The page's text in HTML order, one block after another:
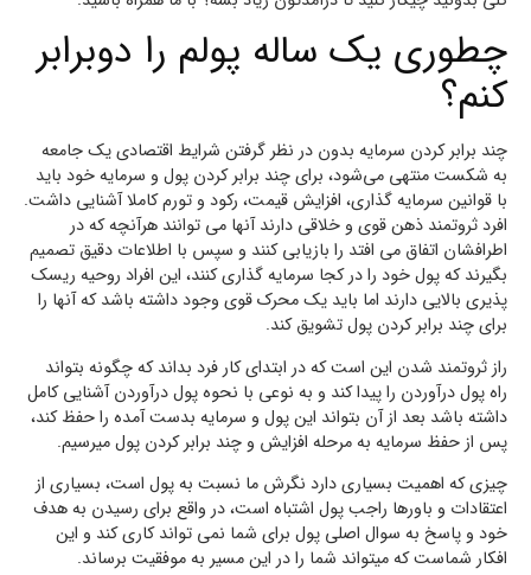
چطوری یک ساله پولم را دوبرابر
کنم؟
چند برابر کردن سرمایه بدون در نظر گرفتن شرایط اقتصادی یک جامعه
به شکست منتهی می‌شود، برای چند برابر کردن پول و سرمایه خود باید
با قوانین سرمایه گذاری، افزایش قیمت، رکود و تورم کاملا آشنایی داشت.
افرد ثروتمند ذهن قوی و خلاقی دارند آنها می توانند هرآنچه که در
اطرافشان اتفاق می افتد را بازیابی کنند و سپس با اطلاعات دقیق تصمیم
بگیرند که پول خود را در کجا سرمایه گذاری کنند، این افراد روحیه ریسک
پذیری بالایی دارند اما باید یک محرک قوی وجود داشته باشد که آنها را
برای چند برابر کردن پول تشویق کند.
راز ثروتمند شدن این است که در ابتدای کار فرد بداند که چگونه بتواند
راه پول درآوردن را پیدا کند و به نوعی با نحوه پول درآوردن آشنایی کامل
داشته باشد بعد از آن بتواند این پول و سرمایه بدست آمده را حفظ کند،
پس از حفظ سرمایه به مرحله افزایش و چند برابر کردن پول میرسیم.
چیزی که اهمیت بسیاری دارد نگرش ما نسبت به پول است، بسیاری از
اعتقادات و باورها راجب پول اشتباه است، در واقع برای رسیدن به هدف
خود و پاسخ به سوال اصلی پول برای شما نمی تواند کاری کند و این
افکار شماست که میتواند شما را در این مسیر به موفقیت برساند.